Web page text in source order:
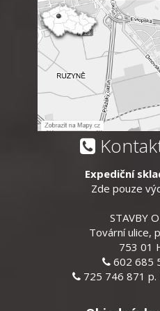
Expediční
Zde pouze
STAVBY
Tovární ulice,
753 01
602 685
725 746 871 p.